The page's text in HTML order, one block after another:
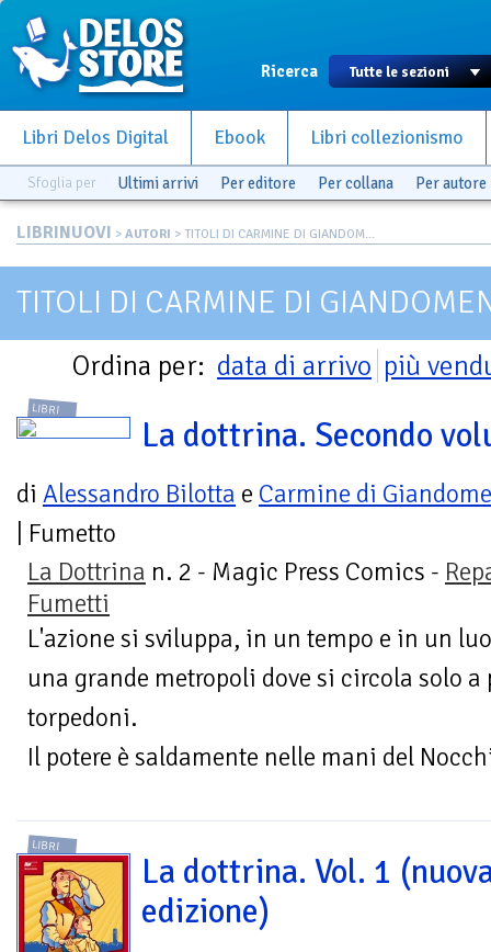
Ricerca
Libri Delos Digital Ebook Libri collezionismo
Sfoglia per Ultimi arrivi Per editore Per collana Per autore
LIBRINUOVI > AUTORI > TITOLI DI CARMINE DI GIANDOM...
TITOLI DI CARMINE DI
Ordina per: data di arrivo più
LIBRI
La dottrina. Secondo
di Alessandro Bilotta e Carmine di
| Fumetto
La Dottrina n. 2 - Magic Press Comics -
Fumetti
L'azione si sviluppa, in un tempo e in un
una grande metropoli dove si circola solo
torpedoni.
Il potere è saldamente nelle mani del
LIBRI
La dottrina. Vol. 1
edizione)